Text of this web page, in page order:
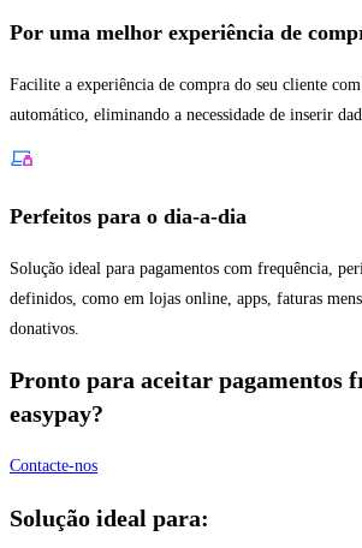
Por uma melhor experiência de
Facilite a experiência de compra do seu cliente
automático, eliminando a necessidade de inserir
Perfeitos para o dia-a-dia
Solução ideal para pagamentos com frequência,
definidos, como em lojas online, apps, faturas
donativos.
Pronto para aceitar pagamentos
easypay?
Contacte-nos
Solução ideal para: